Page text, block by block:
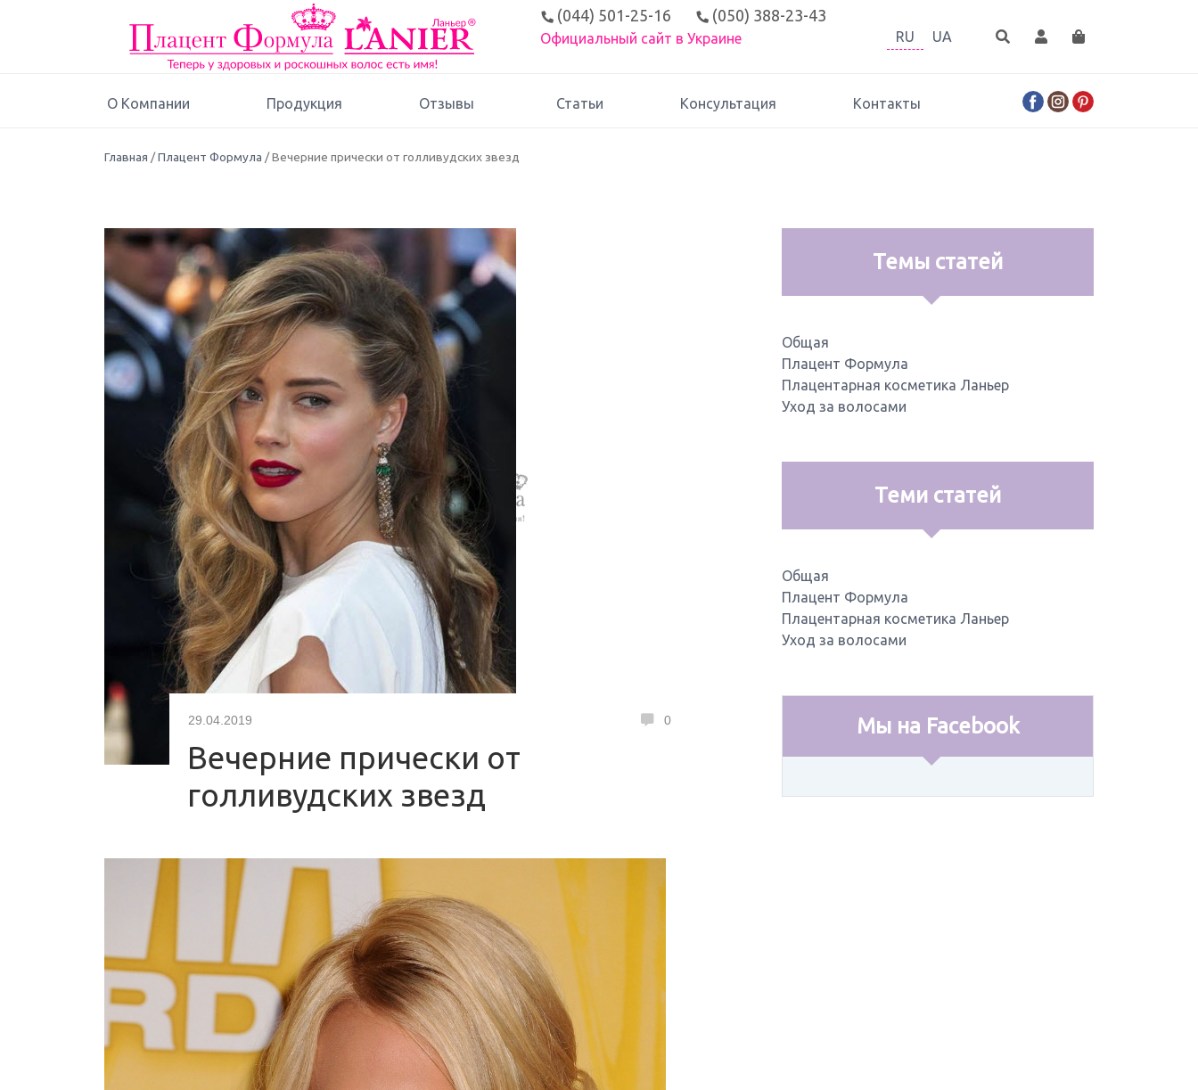
(044) 501-25-16 (050) 388-23-43
Официальный сайт в Украине RU UA
О Компании Продукция Отзывы Статьи Консультация Контакты
Главная /Плацент Формула / Вечерние прически от голливудских звезд
29.04.2019 0
Вечерние прически от
голливудских звезд
Темы статей
Общая
Плацент Формула
Плацентарная косметика Ланьер
Уход за волосами
Теми статей
Общая
Плацент Формула
Плацентарная косметика Ланьер
Уход за волосами
Мы на Facebook